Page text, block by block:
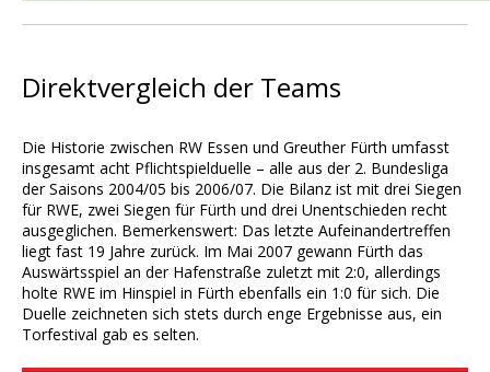
Direktvergleich der Teams
Die Historie zwischen RW Essen und Greuther Fürth umfasst
insgesamt acht Pflichtspielduelle – alle aus der 2. Bundesliga
der Saisons 2004/05 bis 2006/07. Die Bilanz ist mit drei Siegen
für RWE, zwei Siegen für Fürth und drei Unentschieden recht
ausgeglichen. Bemerkenswert: Das letzte Aufeinandertreffen
liegt fast 19 Jahre zurück. Im Mai 2007 gewann Fürth das
Auswärtsspiel an der Hafenstraße zuletzt mit 2:0, allerdings
holte RWE im Hinspiel in Fürth ebenfalls ein 1:0 für sich. Die
Duelle zeichneten sich stets durch enge Ergebnisse aus, ein
Torfestival gab es selten.